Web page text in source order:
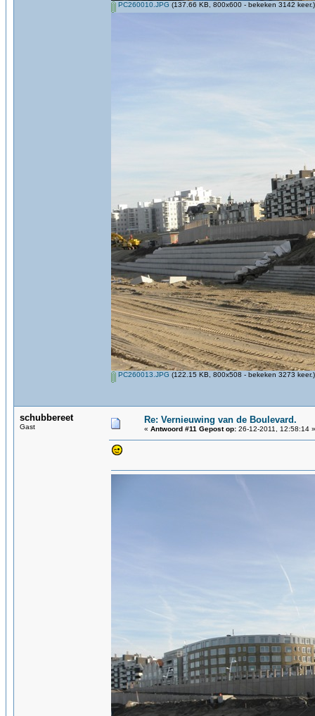
PC260010.JPG (137.66 KB, 800x600 - bekeken 3142 keer.)
PC260013.JPG (122.15 KB, 800x508 - bekeken 3273 keer.)
schubbereet
Gast
Re: Vernieuwing van de Boulevard.
« Antwoord #11 Gepost op: 26-12-2011, 12:58:14 »